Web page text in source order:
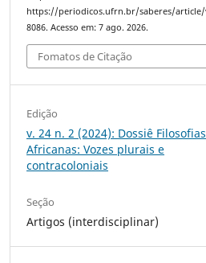
https://periodicos.ufrn.br/saberes/
8086. Acesso em: 7 ago. 2026.
Fomatos de Citação
Edição
v. 24 n. 2 (2024): Dossiê Filosofias
Africanas: Vozes plurais e
contracoloniais
Seção
Artigos (interdisciplinar)